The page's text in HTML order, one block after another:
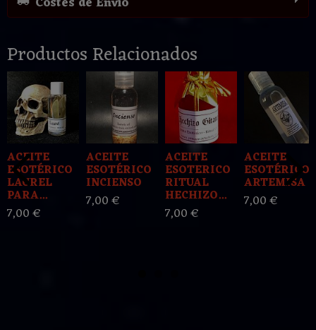
Productos Relacionados
ACEITE
ESOTÉRICO
LAUREL
PARA...
7,00 €
ACEITE
ESOTÉRICO
INCIENSO
7,00 €
ACEITE
ESOTERICO
RITUAL
HECHIZO...
7,00 €
ACEITE
ESOTÉRICO
ARTEMISA
7,00 €